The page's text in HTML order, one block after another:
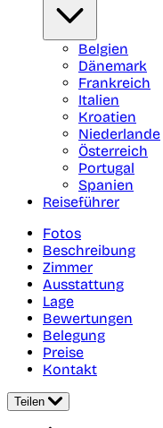
Belgien
Dänemark
Frankreich
Italien
Kroatien
Niederlande
Österreich
Portugal
Spanien
Reiseführer
Fotos
Beschreibung
Zimmer
Ausstattung
Lage
Bewertungen
Belegung
Preise
Kontakt
Teilen